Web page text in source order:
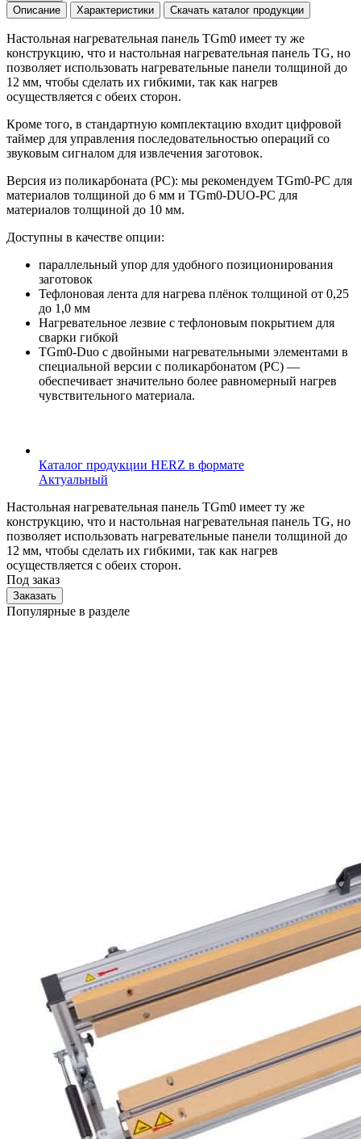
Описание
Характеристики Скачать каталог продукции
Настольная нагревательная панель TGm0 имеет ту же
конструкцию, что и настольная нагревательная панель TG, но
позволяет использовать нагревательные панели толщиной до
12 мм, чтобы сделать их гибкими, так как нагрев
осуществляется с обеих сторон.
Кроме того, в стандартную комплектацию входит цифровой
таймер для управления последовательностью операций со
звуковым сигналом для извлечения заготовок.
Версия из поликарбоната (PC): мы рекомендуем TGm0-PC для
материалов толщиной до 6 мм и TGm0-DUO-PC для
материалов толщиной до 10 мм.
Доступны в качестве опции:
параллельный упор для удобного позиционирования
заготовок
Тефлоновая лента для нагрева плёнок толщиной от 0,25
до 1,0 мм
Нагревательное лезвие с тефлоновым покрытием для
сварки гибкой
TGm0-Duo с двойными нагревательными элементами в
специальной версии с поликарбонатом (PC) —
обеспечивает значительно более равномерный нагрев
чувствительного материала.
Каталог продукции HERZ в формате
Актуальный
Настольная нагревательная панель TGm0 имеет ту же
конструкцию, что и настольная нагревательная панель TG, но
позволяет использовать нагревательные панели толщиной до
12 мм, чтобы сделать их гибкими, так как нагрев
осуществляется с обеих сторон.
Под заказ
Заказать
Популярные в разделе